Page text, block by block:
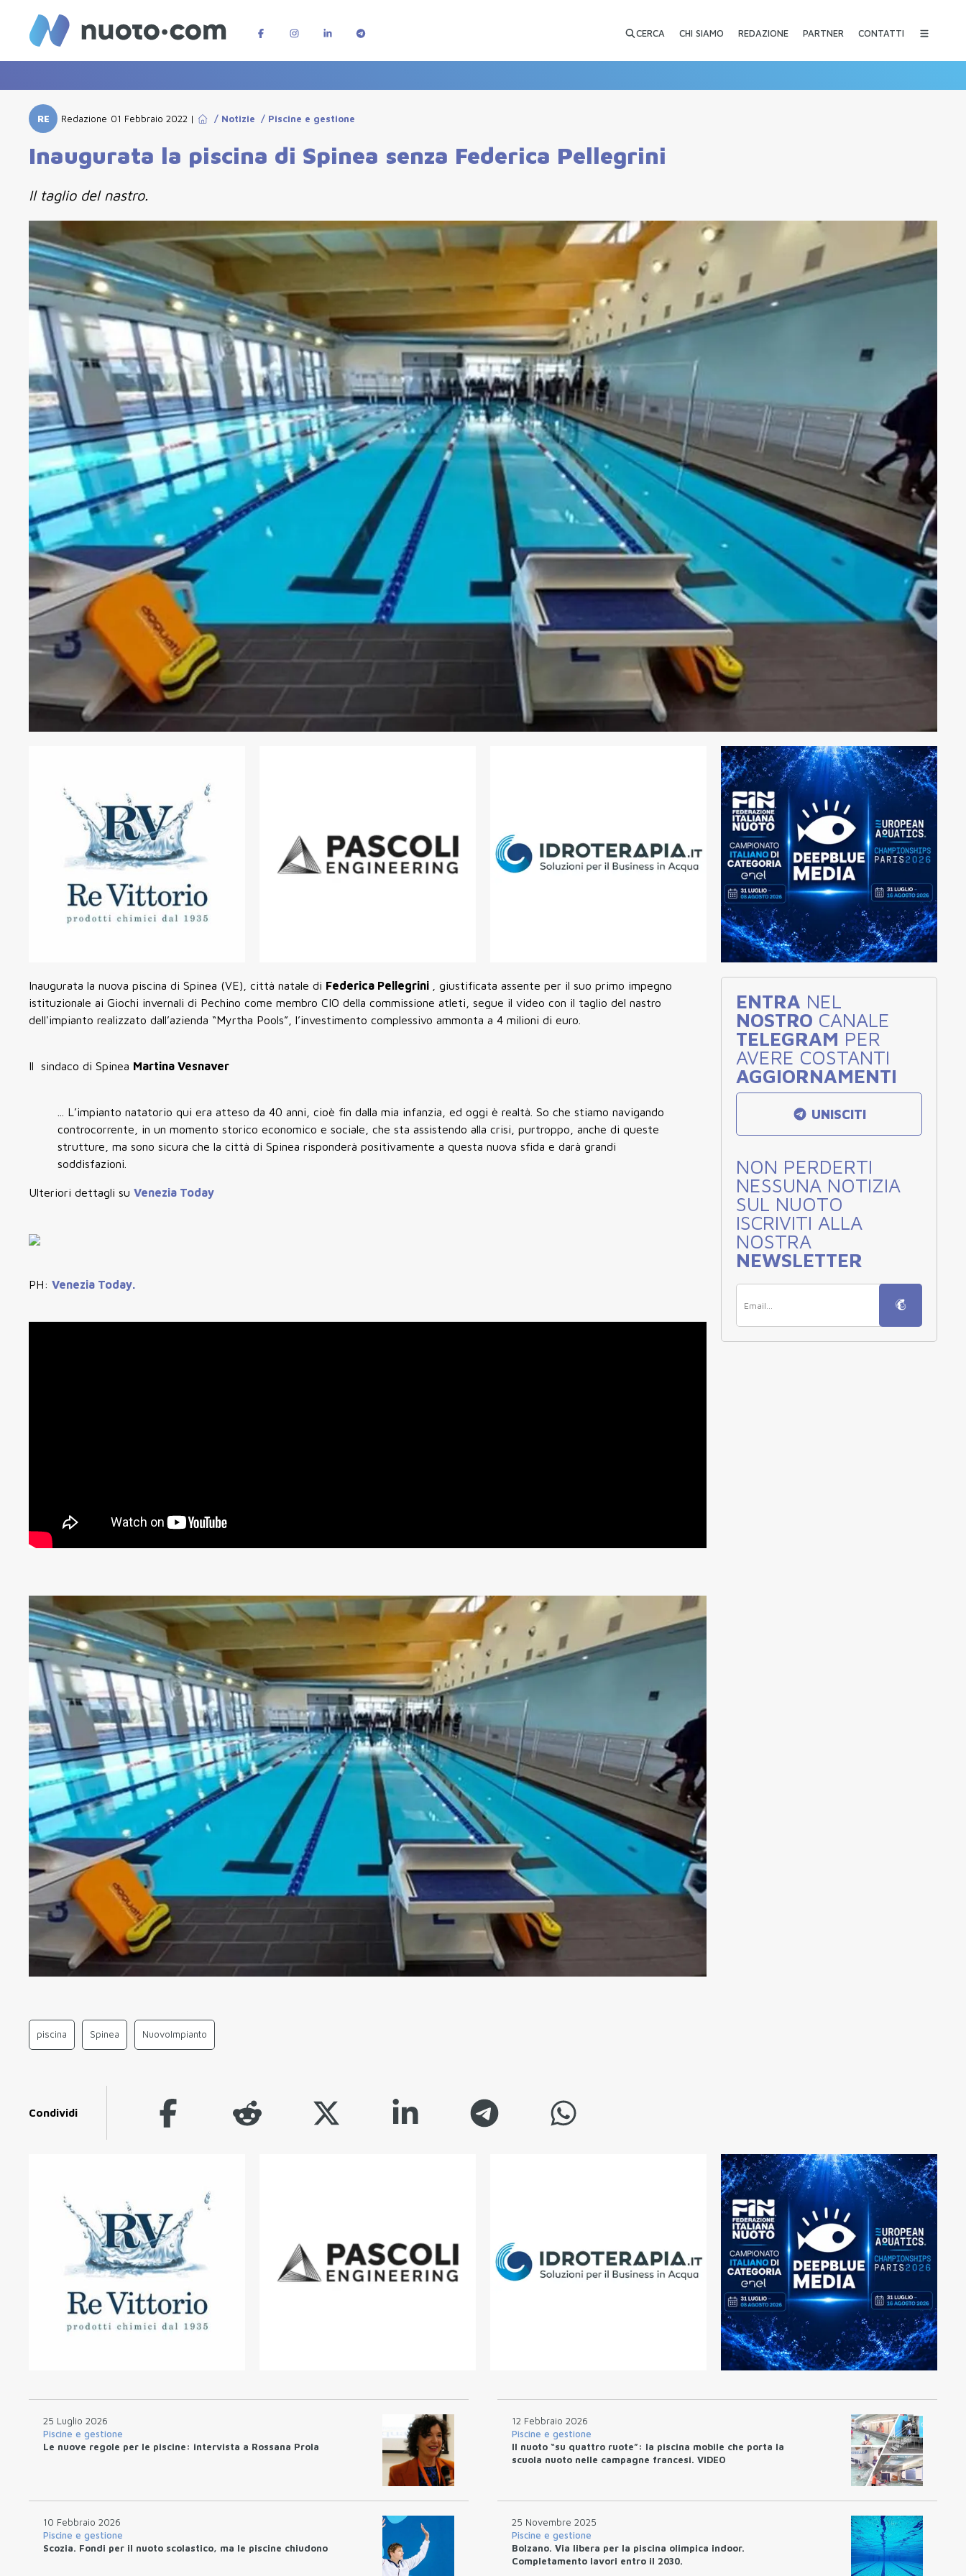
CERCA CHI SIAMO REDAZIONE PARTNER CONTATTI
RE Redazione 01 Febbraio 2022 | / Notizie / Piscine e gestione
Inaugurata la piscina di Spinea senza Federica Pellegrini
Il taglio del nastro.
Inaugurata la nuova piscina di Spinea (VE), città natale di Federica Pellegrini
, giustificata assente per il suo primo impegno
istituzionale ai Giochi invernali di Pechino come membro CIO della commissione atleti, segue il video con il taglio del nastro
dell'impianto realizzato dall’azienda “Myrtha Pools”, l’investimento complessivo ammonta a 4 milioni di euro.
Il sindaco di Spinea Martina Vesnaver
... L’impianto natatorio qui era atteso da 40 anni, cioè fin dalla mia infanzia, ed oggi è realtà. So che stiamo navigando
controcorrente, in un momento storico economico e sociale, che sta assistendo alla crisi, purtroppo, anche di queste
strutture, ma sono sicura che la città di Spinea risponderà positivamente a questa nuova sfida e darà grandi
soddisfazioni.
Ulteriori dettagli su Venezia Today
PH: Venezia Today.
ENTRA NEL
NOSTRO CANALE
TELEGRAM PER
AVERE COSTANTI
AGGIORNAMENTI
UNISCITI
NON PERDERTI
NESSUNA NOTIZIA
SUL NUOTO
ISCRIVITI ALLA
NOSTRA
NEWSLETTER
piscina Spinea NuovoImpianto
Condividi
25 Luglio 2026
Piscine e gestione
Le nuove regole per le piscine: intervista a Rossana Prola
12 Febbraio 2026
Piscine e gestione
Il nuoto “su quattro ruote”: la piscina mobile che porta la
scuola nuoto nelle campagne francesi. VIDEO
10 Febbraio 2026
Piscine e gestione
Scozia. Fondi per il nuoto scolastico, ma le piscine chiudono
25 Novembre 2025
Piscine e gestione
Bolzano. Via libera per la piscina olimpica indoor.
Completamento lavori entro il 2030.